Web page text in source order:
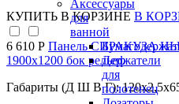
Аксессуары
для
ванной
Держатели
для
полотенец
КУПИТЬ В КОРЗИНЕ В
6 610 Р Панель СИРАКУЗА
1900х1200 бок рельеф
Габариты (Д Ш В Г):